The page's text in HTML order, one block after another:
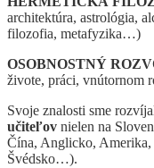
architektúra, astrológia,
filozofia, metafyzika…)
OSOBNOSTNÝ
živote, práci,
Svoje znalosti sme
učiteľov nielen na
Čína, Anglicko, Amerika,
Švédsko…).